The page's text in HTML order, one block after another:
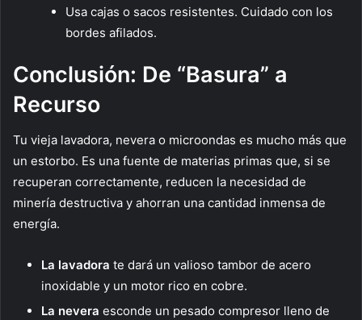
Usa cajas o sacos resistentes. Cuidado con los
bordes afilados.
Conclusión: De “Basura” a
Recurso
Tu vieja lavadora, nevera o microondas es mucho más que
un estorbo. Es una fuente de materias primas que, si se
recuperan correctamente, reducen la necesidad de
minería destructiva y ahorran una cantidad inmensa de
energía.
La lavadora te dará un valioso tambor de acero
inoxidable y un motor rico en cobre.
La nevera esconde un pesado compresor lleno de